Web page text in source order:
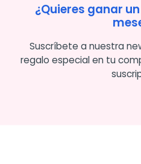
¿Quieres ganar un
Suscríbete a nuestra
regalo especial en tu